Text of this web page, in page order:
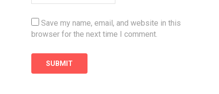
Save my name, email, and website in this
browser for the next time I comment.